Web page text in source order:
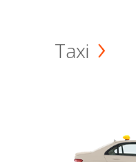
Taxi